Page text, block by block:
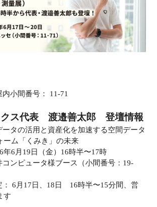
小間番号： 11-71
クス代表 渡邉善太郎 登壇情報
タの活用と資産化を加速する空間データ
ーム「くみき」の未来
年6月19日（金）16時半〜17時
コンピュータ様ブース（小間番号：19-
： 6月17日、18日 16時半〜15分間、営
す